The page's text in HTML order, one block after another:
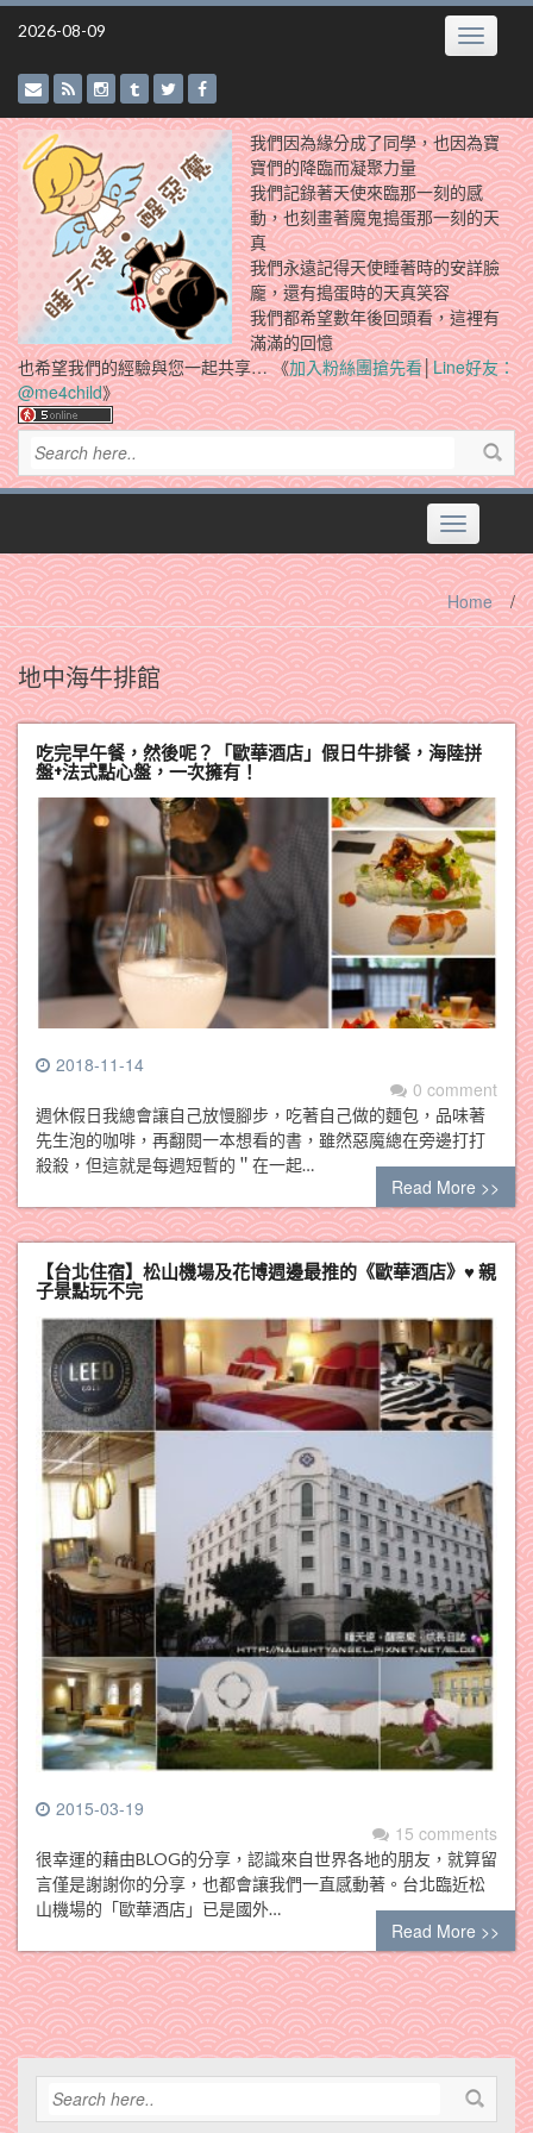
Skip
2026-08-09 Toggle
我們因為緣分成了同學，也因為寶
寶們的降臨而凝聚力量
我們記錄著天使來臨那一刻的感
動，也刻畫著魔鬼搗蛋那一刻的天
真
我們永遠記得天使睡著時的安詳臉
龐，還有搗蛋時的天真笑容
我們都希望數年後回頭看，這裡有
滿滿的回憶
也希望我們的經驗與您一起共享… 《加入粉絲團搶先看│Line好友：
@me4child》
Toggle
navigation
Home /
地中海牛排館
吃完早午餐，然後呢？「歐華酒店」假日牛排餐，海陸拼
盤+法式點心盤，一次擁有！
2018-11-14
0 comment
週休假日我總會讓自己放慢腳步，吃著自己做的麵包，品味著
先生泡的咖啡，再翻閱一本想看的書，雖然惡魔總在旁邊打打
殺殺，但這就是每週短暫的＂在一起…
Read More >>
【台北住宿】松山機場及花博週邊最推的《歐華酒店》♥ 親
子景點玩不完
2015-03-19
15 comments
很幸運的藉由BLOG的分享，認識來自世界各地的朋友，就算留
言僅是謝謝你的分享，也都會讓我們一直感動著。台北臨近松
山機場的「歐華酒店」已是國外…
Read More >>